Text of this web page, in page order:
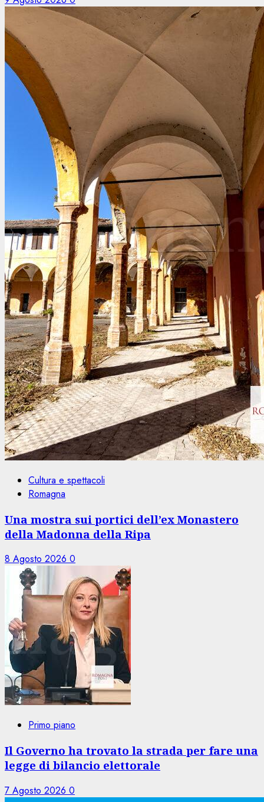
Cultura e spettacoli
Romagna
Una mostra sui portici dell’ex Monastero
della Madonna della Ripa
8 Agosto 2026 0
Primo piano
Il Governo ha trovato la strada per fare una
legge di bilancio elettorale
7 Agosto 2026 0